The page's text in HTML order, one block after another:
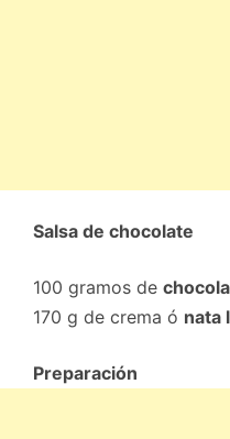
Salsa de chocolate
100 gramos de
170 g de crema ó nata
Preparación